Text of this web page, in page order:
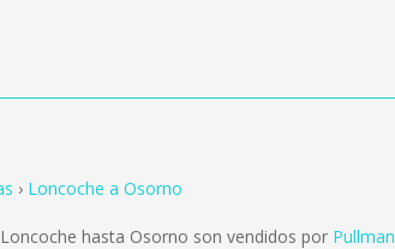
Loncoche a Osorno
hasta Osorno son vendidos por Pullman